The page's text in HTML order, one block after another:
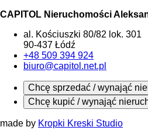
CAPITOL Nieruchomości
al. Kościuszki 80/82 lok. 301
90-437 Łódź
+48 509 394 924
biuro@capitol.net.pl
Chcę sprzedać / wynająć
Chcę kupić / wynająć
made by Kropki Kreski Studio